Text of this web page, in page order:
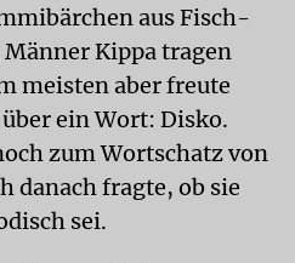
aus Fisch-
Kippa tragen
meisten aber freute
ein Wort: Disko.
zum Wortschatz von
danach fragte, ob sie
sei.